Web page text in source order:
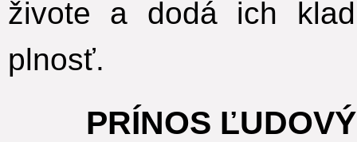
živote a dodá ich
plnosť.
PRÍNOS